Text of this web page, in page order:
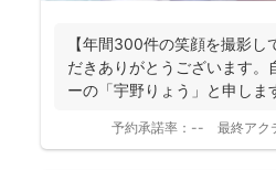
【年間300件の笑顔を撮影し
だきありがとうございます。
ーの「宇野りょう」と申しま
予約承諾率： -- 最終アク